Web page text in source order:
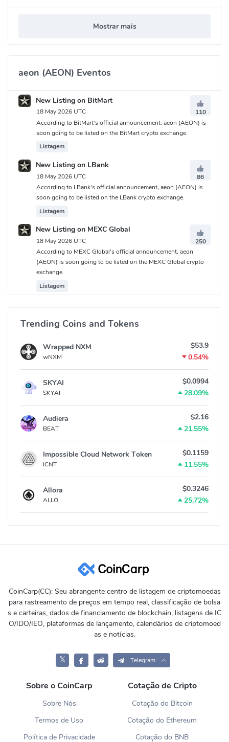
Mostrar mais
aeon (AEON) Eventos
New Listing on BitMart
18 May 2026 UTC
110
According to BitMart's official announcement, aeon (AEON) is
soon going to be listed on the BitMart crypto exchange.
Listagem
New Listing on LBank
18 May 2026 UTC
86
According to LBank's official announcement, aeon (AEON) is
soon going to be listed on the LBank crypto exchange.
Listagem
New Listing on MEXC Global
18 May 2026 UTC
250
According to MEXC Global's official announcement, aeon
(AEON) is soon going to be listed on the MEXC Global crypto
exchange.
Listagem
Trending Coins and Tokens
Wrapped NXM
wNXM
$53.9
0.54%
SKYAI
SKYAI
$0.0994
28.09%
Audiera
BEAT
$2.16
21.55%
Impossible Cloud Network Token
ICNT
$0.1159
11.55%
Allora
ALLO
$0.3246
25.72%
CoinCarp(CC): Seu abrangente centro de listagem de criptomoedas
para rastreamento de preços em tempo real, classificação de bolsa
s e carteiras, dados de financiamento de blockchain, listagens de IC
O/IDO/IEO, plataformas de lançamento, calendários de criptomoed
as e notícias.
𝕏 Telegram
Sobre o CoinCarp
Sobre Nós
Termos de Uso
Política de Privacidade
Cotação de Cripto
Cotação do Bitcoin
Cotação do Ethereum
Cotação do BNB